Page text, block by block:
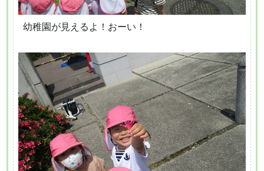
幼稚園が見えるよ！おーい！